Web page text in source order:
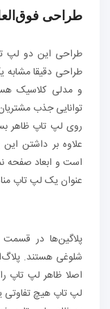
طراحی
طراحی این دو لپ
طراحی دقیقا مشابه
و مدلی کلاسیک
روی لپ تاپ ظاهر
علاوه بر داشتن
است و ابعاد صفحه
عنوان یک لپ تاپ
پلاگین‌ها در قسمت
شلوغی هستند.
اصلا ظاهر لپ تاپ
لپ تاپ هیچ